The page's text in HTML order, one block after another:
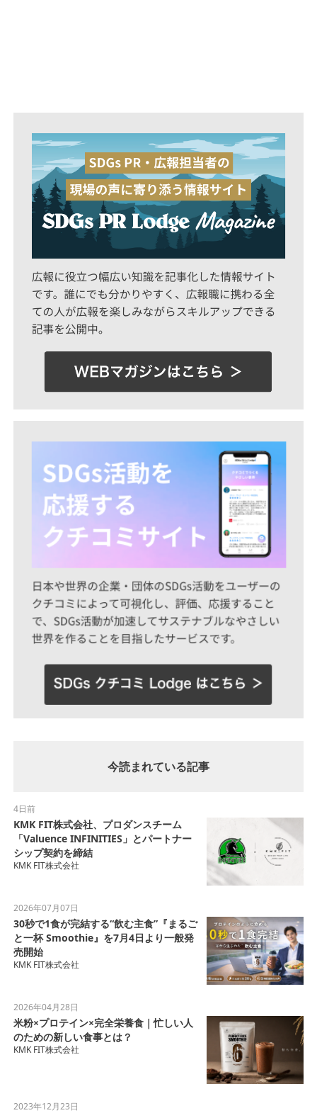
今読まれている記事
4日前
KMK FIT株式会社、プロダンスチーム
「Valuence INFINITIES」とパートナー
シップ契約を締結
KMK FIT株式会社
2026年07月07日
30秒で1食が完結する“飲む主食”『まるご
と一杯 Smoothie』を7月4日より一般発
売開始
KMK FIT株式会社
2026年04月28日
米粉×プロテイン×完全栄養食｜忙しい人
のための新しい食事とは？
KMK FIT株式会社
2023年12月23日